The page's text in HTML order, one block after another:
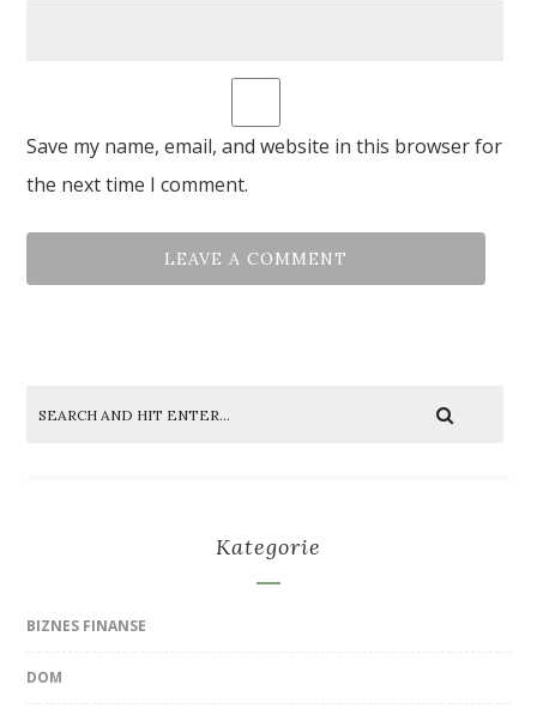
Save my name, email, and website in this browser for
the next time I comment.
Kategorie
BIZNES FINANSE
DOM